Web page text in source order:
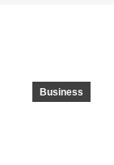
Business